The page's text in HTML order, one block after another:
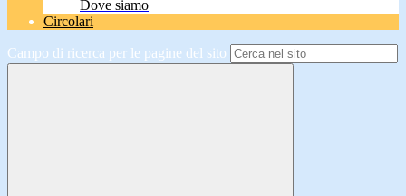
Dove siamo
Circolari
Campo di ricerca per le pagine del sito